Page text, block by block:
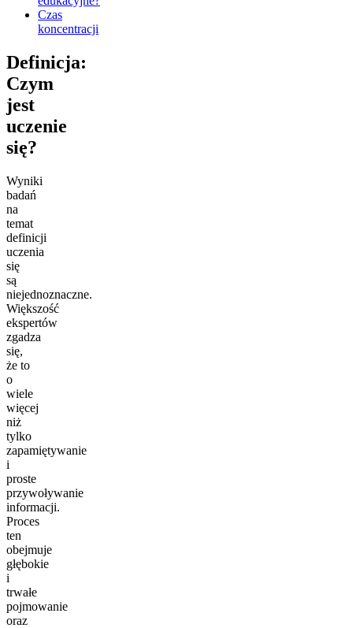
Czas
koncentracji
Definicja:
Czym
jest
uczenie
się?
Wyniki
badań
na
temat
definicji
uczenia
się
są
niejednoznaczne.
Większość
ekspertów
zgadza
się,
że to
o
wiele
więcej
niż
tylko
zapamiętywanie
i
proste
przywoływanie
informacji.
Proces
ten
obejmuje
głębokie
i
trwałe
pojmowanie
oraz